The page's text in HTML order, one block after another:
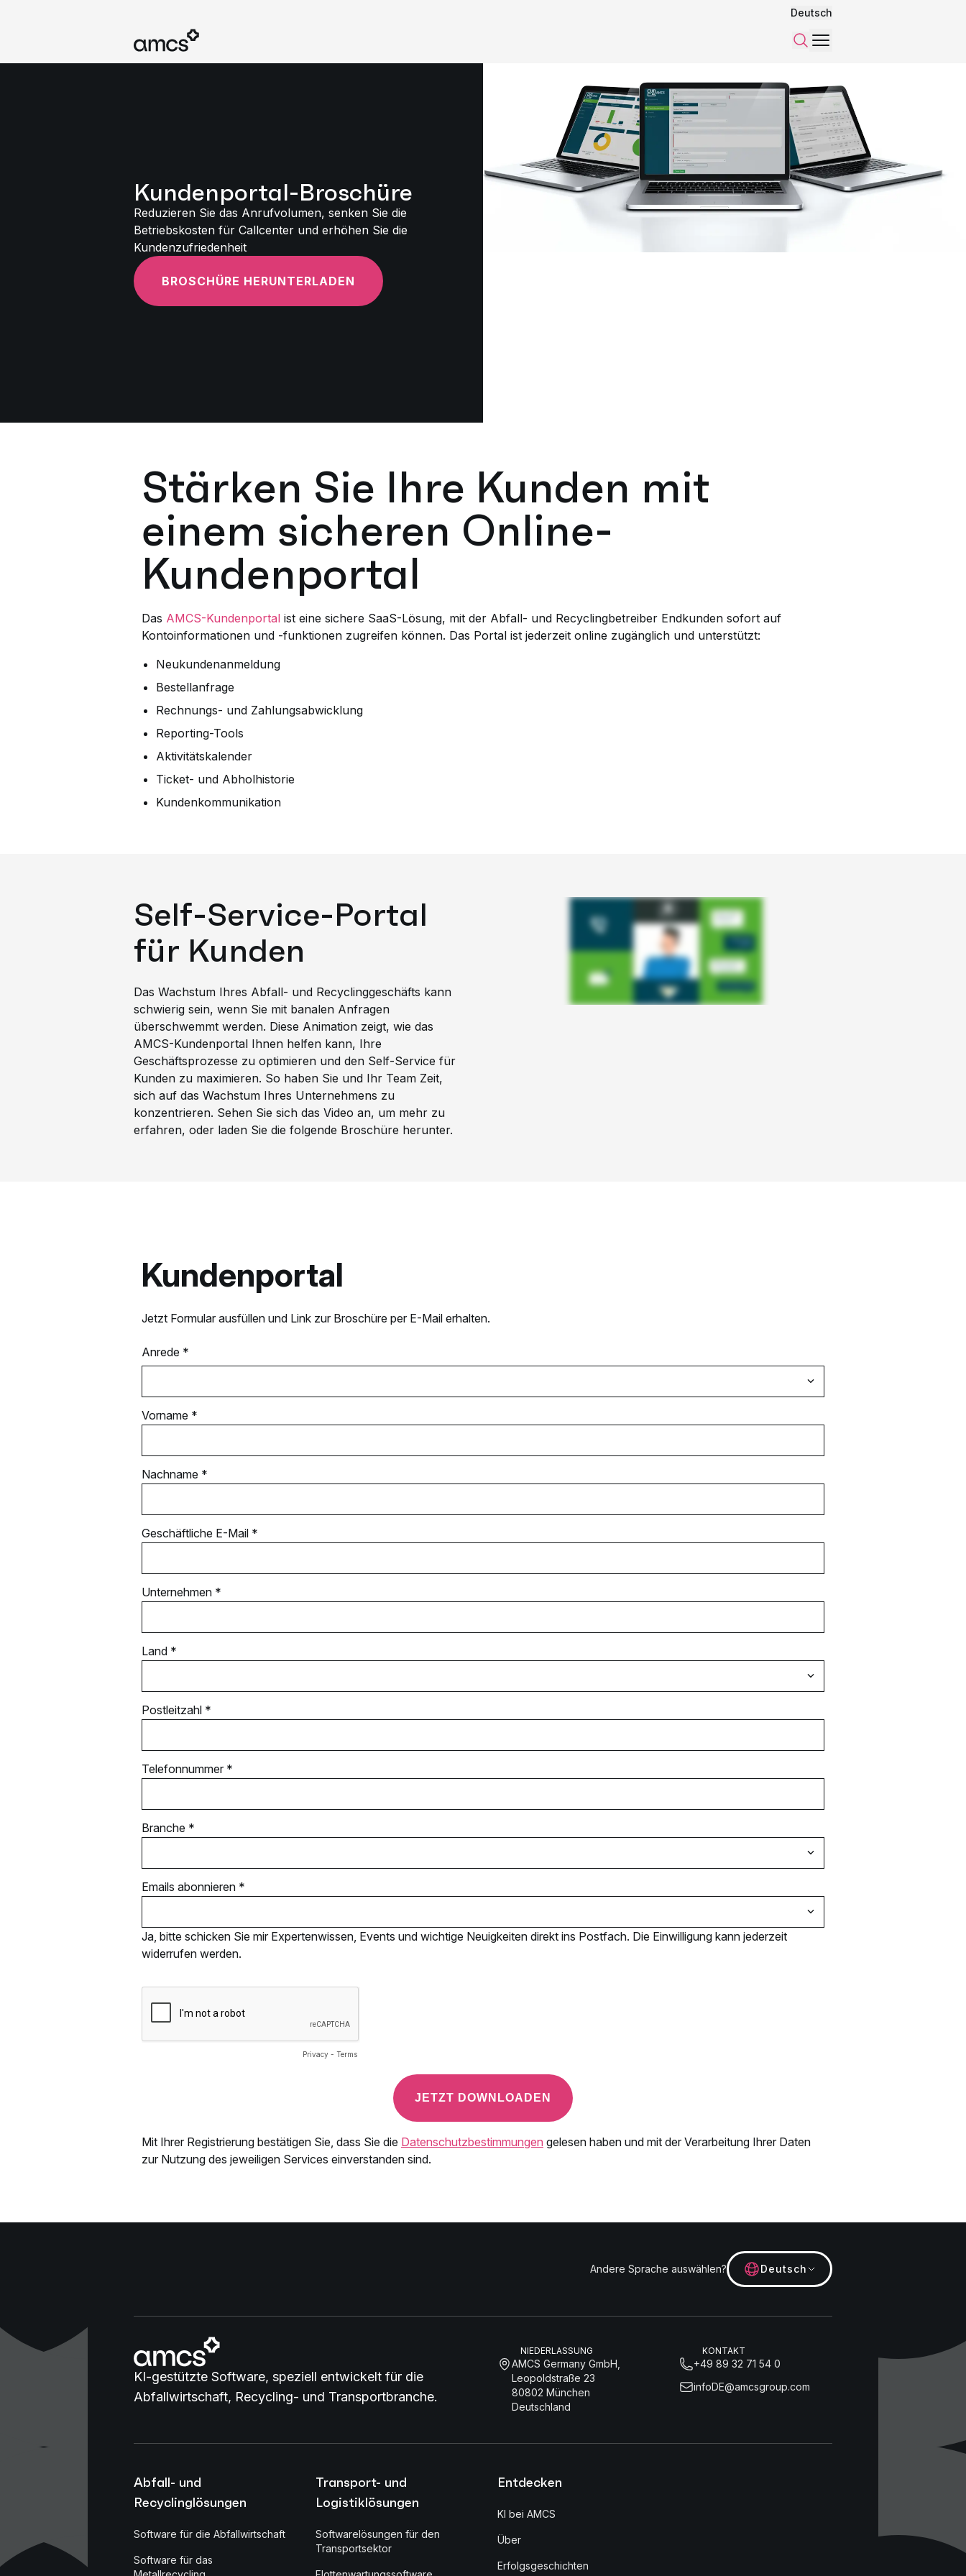
Deutsch
Suchen
Menü
Kundenportal-Broschüre
Reduzieren Sie das Anrufvolumen, senken Sie die
Betriebskosten für Callcenter und erhöhen Sie die
Kundenzufriedenheit
BROSCHÜRE HERUNTERLADEN
Stärken Sie Ihre Kunden mit
einem sicheren Online-
Kundenportal
Das AMCS-Kundenportal ist eine sichere SaaS-Lösung, mit der Abfall- und Recyclingbetreiber Endkunden sofort auf
Kontoinformationen und -funktionen zugreifen können. Das Portal ist jederzeit online zugänglich und unterstützt:
Neukundenanmeldung
Bestellanfrage
Rechnungs- und Zahlungsabwicklung
Reporting-Tools
Aktivitätskalender
Ticket- und Abholhistorie
Kundenkommunikation
Self-Service-Portal
für Kunden
Das Wachstum Ihres Abfall- und Recyclinggeschäfts kann
schwierig sein, wenn Sie mit banalen Anfragen
überschwemmt werden. Diese Animation zeigt, wie das
AMCS-Kundenportal Ihnen helfen kann, Ihre
Geschäftsprozesse zu optimieren und den Self-Service für
Kunden zu maximieren. So haben Sie und Ihr Team Zeit,
sich auf das Wachstum Ihres Unternehmens zu
konzentrieren. Sehen Sie sich das Video an, um mehr zu
erfahren, oder laden Sie die folgende Broschüre herunter.
Andere Sprache auswählen? Deutsch
KI-gestützte Software, speziell entwickelt für die
Abfallwirtschaft, Recycling- und Transportbranche.
NIEDERLASSUNG
AMCS Germany GmbH,
Leopoldstraße 23
80802 München
Deutschland
KONTAKT
+49 89 32 71 54 0
infoDE@amcsgroup.com
Abfall- und
Recyclinglösungen
Software für die Abfallwirtschaft
Software für das
Transport- und
Logistiklösungen
Softwarelösungen für den
Transportsektor
Entdecken
KI bei AMCS
Über
Erfolgsgeschichten